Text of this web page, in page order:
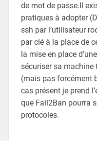
de mot de passe.Il
pratiques à adopter
ssh par l’utilisateur
par clé à la place de
la mise en place
sécuriser sa machine
(mais pas forcément
cas présent je prend
que Fail2Ban pourra
protocoles.